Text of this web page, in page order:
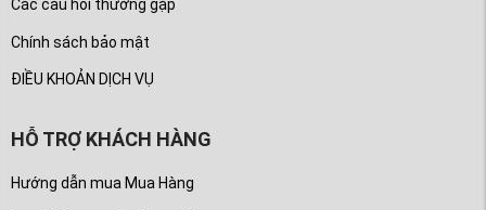
Các câu hỏi thường gặp
Chính sách bảo mật
ĐIỀU KHOẢN DỊCH VỤ
HỖ TRỢ KHÁCH HÀNG
Hướng dẫn mua Mua Hàng